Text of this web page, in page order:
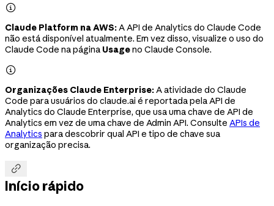

Claude Platform na AWS:A API de Analytics do Claude Code
não está disponível atualmente. Em vez disso, visualize o uso do
Claude Code na página Usageno Claude Console.

Organizações Claude Enterprise:A atividade do Claude
Code para usuários do claude.ai é reportada pela API de
Analytics do Claude Enterprise, que usa uma chave de API de
Analytics em vez de uma chave de Admin API. Consulte APIs de
Analytics para descobrir qual API e tipo de chave sua
organização precisa.

Início rápido